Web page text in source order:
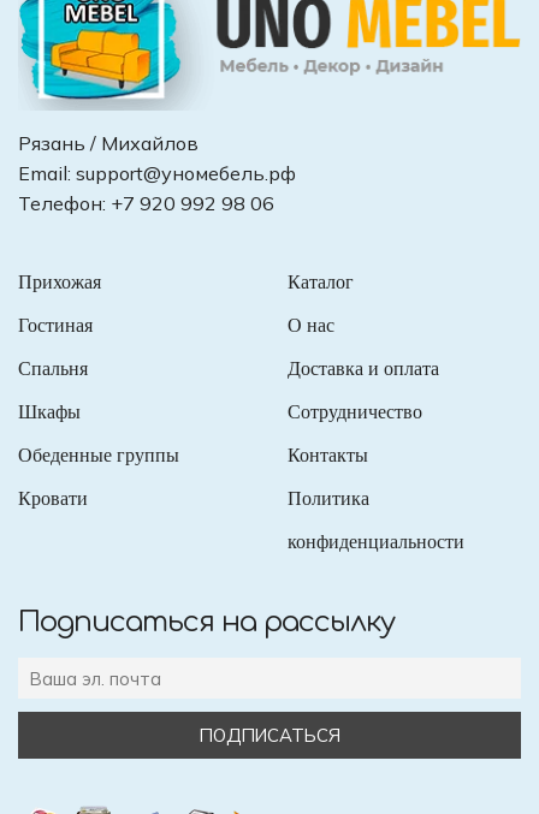
Рязань / Михайлов
Email: support@уномебель.рф
Телефон: +7 920 992 98 06
Прихожая
Гостиная
Спальня
Шкафы
Обеденные группы
Кровати
Каталог
О нас
Доставка и оплата
Сотрудничество
Контакты
Политика
конфиденциальности
Подписаться на рассылку